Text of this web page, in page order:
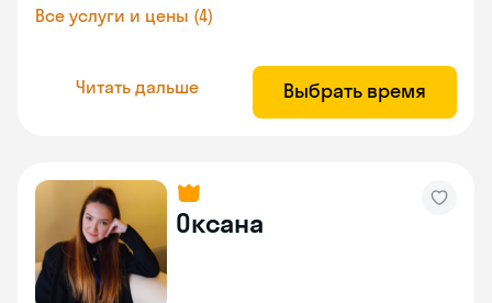
Все услуги и цены (4)
Читать дальше Выбрать время
Оксана